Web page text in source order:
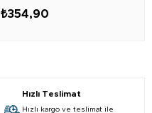
₺354,90
Hızlı Teslimat
Hızlı kargo ve teslimat ile